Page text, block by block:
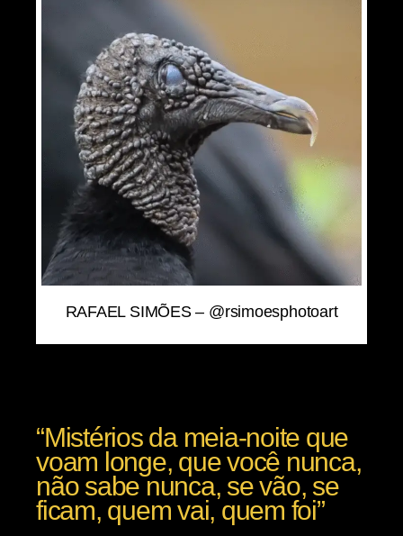
RAFAEL SIMÕES – @rsimoesphotoart
“Mistérios da meia-noite que
voam longe, que você nunca,
não sabe nunca, se vão, se
ficam, quem vai, quem foi”